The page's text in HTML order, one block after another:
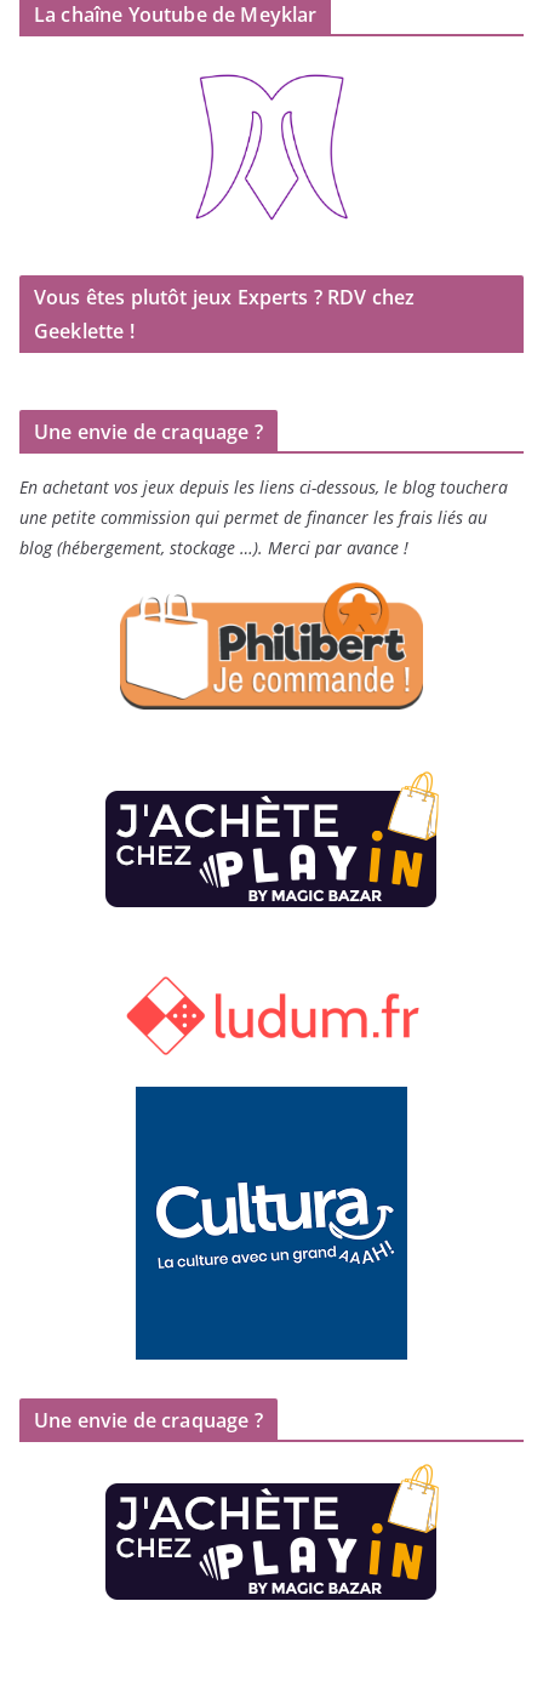
La chaîne Youtube de Meyklar
Vous êtes plutôt jeux Experts ? RDV chez
Geeklette !
Une envie de craquage ?
En achetant vos jeux depuis les liens ci-dessous, le blog touchera
une petite commission qui permet de financer les frais liés au
blog (hébergement, stockage …). Merci par avance !
Une envie de craquage ?